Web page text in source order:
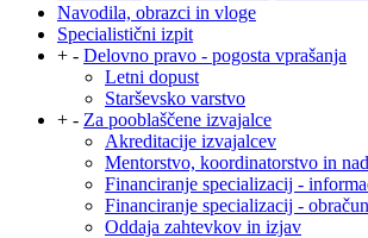
Navodila, obrazci in vloge
Specialistični izpit
+ - Delovno pravo - pogosta vprašanja
Letni dopust
Starševsko varstvo
+ - Za pooblaščene izvajalce
Akreditacije izvajalcev
Mentorstvo, koordinatorstvo in
Financiranje specializacij -
Financiranje specializacij -
Oddaja zahtevkov in izjav